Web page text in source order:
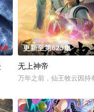
种方
的君王下一秒竟然变成嗜血
更新至第629集
无上神帝
万年之前，仙王牧云因持